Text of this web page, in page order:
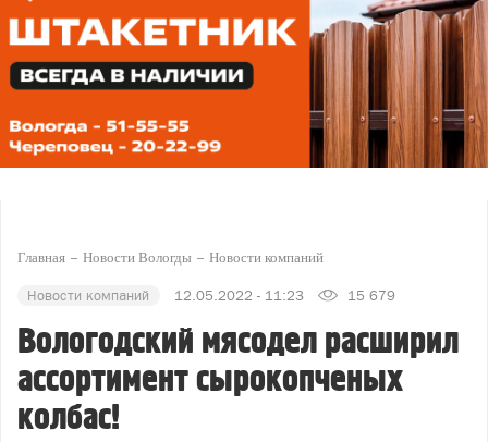
Главная Новости Вологды Новости компаний
Новости компаний 12.05.2022 - 11:23 15 679
Вологодский мясодел расширил
ассортимент сырокопченых
колбас!